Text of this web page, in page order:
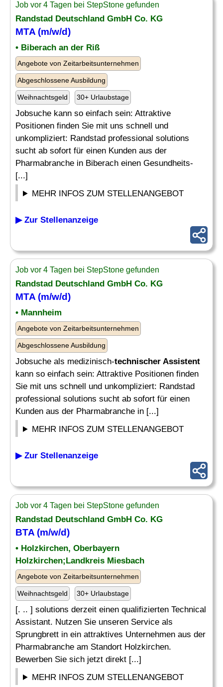
Job vor 4 Tagen bei StepStone gefunden
Randstad Deutschland GmbH Co. KG
MTA (m/w/d)
• Biberach an der Riß
Angebote von Zeitarbeitsunternehmen
Abgeschlossene Ausbildung
Weihnachtsgeld 30+ Urlaubstage
Jobsuche kann so einfach sein: Attraktive
Positionen finden Sie mit uns schnell und
unkompliziert: Randstad professional solutions
sucht ab sofort für einen Kunden aus der
Pharmabranche in Biberach einen Gesundheits-
[...]
MEHR INFOS ZUM STELLENANGEBOT
▶ Zur Stellenanzeige
Job vor 4 Tagen bei StepStone gefunden
Randstad Deutschland GmbH Co. KG
MTA (m/w/d)
• Mannheim
Angebote von Zeitarbeitsunternehmen
Abgeschlossene Ausbildung
Jobsuche als medizinisch-technischer Assistent
kann so einfach sein: Attraktive Positionen finden
Sie mit uns schnell und unkompliziert: Randstad
professional solutions sucht ab sofort für einen
Kunden aus der Pharmabranche in [...]
MEHR INFOS ZUM STELLENANGEBOT
▶ Zur Stellenanzeige
Job vor 4 Tagen bei StepStone gefunden
Randstad Deutschland GmbH Co. KG
BTA (m/w/d)
• Holzkirchen, Oberbayern
Holzkirchen;Landkreis Miesbach
Angebote von Zeitarbeitsunternehmen
Weihnachtsgeld 30+ Urlaubstage
[. .. ] solutions derzeit einen qualifizierten Technical
Assistant. Nutzen Sie unseren Service als
Sprungbrett in ein attraktives Unternehmen aus der
Pharmabranche am Standort Holzkirchen.
Bewerben Sie sich jetzt direkt [...]
MEHR INFOS ZUM STELLENANGEBOT